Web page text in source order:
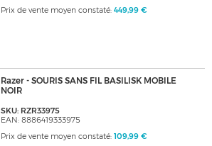
Prix de vente moyen constaté: 449,99 €
Razer - SOURIS SANS FIL BASILISK MOBILE
NOIR
SKU: RZR33975
EAN: 8886419333975
Prix de vente moyen constaté: 109,99 €